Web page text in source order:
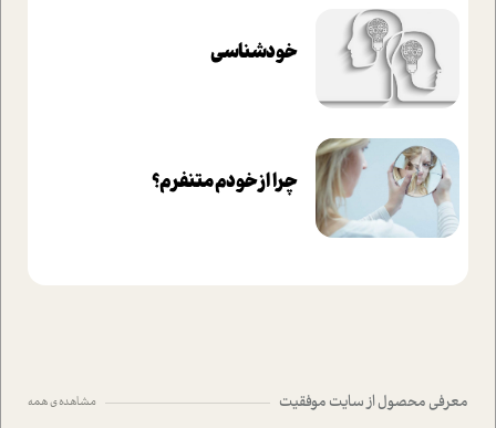
خودشناسی
چرا از خودم متنفرم؟
معرفی محصول از سایت موفقیت مشاهده ی همه